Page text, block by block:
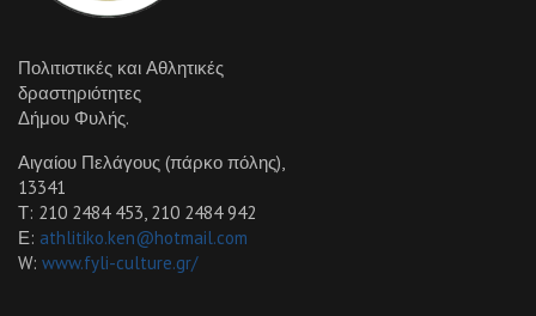
Πολιτιστικές και Αθλητικές
δραστηριότητες
Δήμου Φυλής.
Αιγαίου Πελάγους (πάρκο πόλης),
13341
Τ: 210 2484 453, 210 2484 942
Ε: athlitiko.ken@hotmail.com
W: www.fyli-culture.gr/